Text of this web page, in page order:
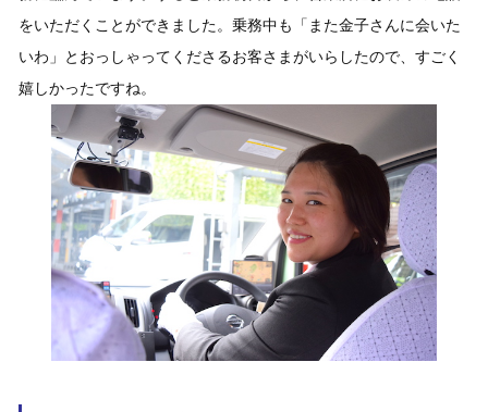
をいただくことができました。乗務中も「また金子さんに会いた
いわ」とおっしゃってくださるお客さまがいらしたので、すごく
嬉しかったですね。